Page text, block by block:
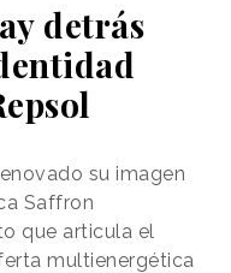
detrás
su imagen
Saffron
que articula el
multienergética